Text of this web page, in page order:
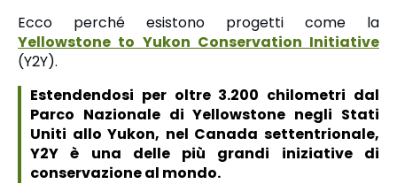
Ecco perché esistono progetti come la
Yellowstone to Yukon Conservation Initiative
(Y2Y).
Estendendosi per oltre 3.200 chilometri dal
Parco Nazionale di Yellowstone negli Stati
Uniti allo Yukon, nel Canada settentrionale,
Y2Y è una delle più grandi iniziative di
conservazione al mondo.